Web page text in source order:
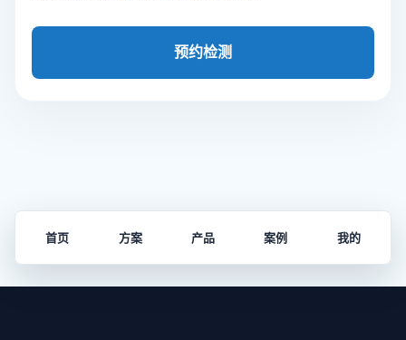
预约检测
首页 方案 产品 案例 我的